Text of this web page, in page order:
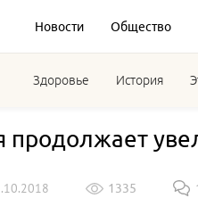
Новости Общество
Здоровье История
продолжает
1335